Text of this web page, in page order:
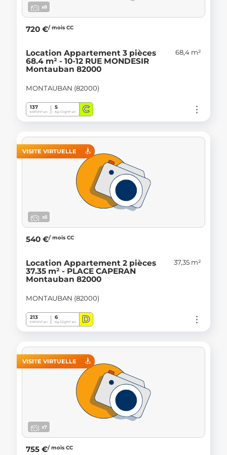
x8
720 €/ mois CC
Location Appartement 3 pièces
68.4 m² - 10-12 RUE MONDESIR
Montauban 82000
68,4 m²
MONTAUBAN (82000)
137
kWh/m².an
5
Kg CO2/m².an C
VISITE VIRTUELLE
x5
540 €/ mois CC
Location Appartement 2 pièces
37.35 m² - PLACE CAPERAN
Montauban 82000
37,35 m²
MONTAUBAN (82000)
213
kWh/m².an
6
Kg CO2/m².an D
VISITE VIRTUELLE
x7
755 €/ mois CC